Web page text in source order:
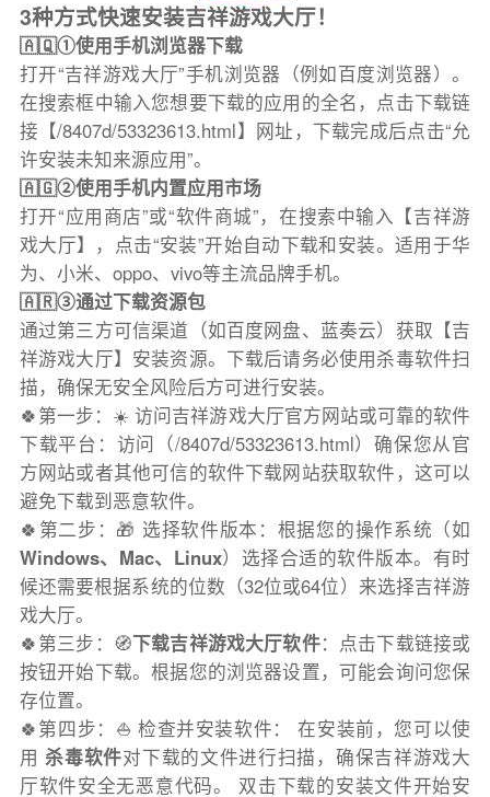
3种方式快速安装吉祥游戏大厅！
🇦🇶①使用手机浏览器下载
打开“吉祥游戏大厅”手机浏览器（例如百度浏览器）。
在搜索框中输入您想要下载的应用的全名，点击下载链
接【/8407d/53323613.html】网址，下载完成后点击“允
许安装未知来源应用”。
🇦🇬②使用手机内置应用市场
打开“应用商店”或“软件商城”，在搜索中输入【吉祥游
戏大厅】，点击“安装”开始自动下载和安装。适用于华
为、小米、oppo、vivo等主流品牌手机。
🇦🇷③通过下载资源包
通过第三方可信渠道（如百度网盘、蓝奏云）获取【吉
祥游戏大厅】安装资源。下载后请务必使用杀毒软件扫
描，确保无安全风险后方可进行安装。
🍀第一步：☀️ 访问吉祥游戏大厅官方网站或可靠的软件
下载平台：访问（/8407d/53323613.html）确保您从官
方网站或者其他可信的软件下载网站获取软件，这可以
避免下载到恶意软件。
🍀第二步：🎁 选择软件版本：根据您的操作系统（如
Windows、Mac、Linux）选择合适的软件版本。有时
候还需要根据系统的位数（32位或64位）来选择吉祥游
戏大厅。
🍀第三步：🧭下载吉祥游戏大厅软件：点击下载链接或
按钮开始下载。根据您的浏览器设置，可能会询问您保
存位置。
🍀第四步：⛵️ 检查并安装软件： 在安装前，您可以使
用杀毒软件对下载的文件进行扫描，确保吉祥游戏大
厅软件安全无恶意代码。 双击下载的安装文件开始安